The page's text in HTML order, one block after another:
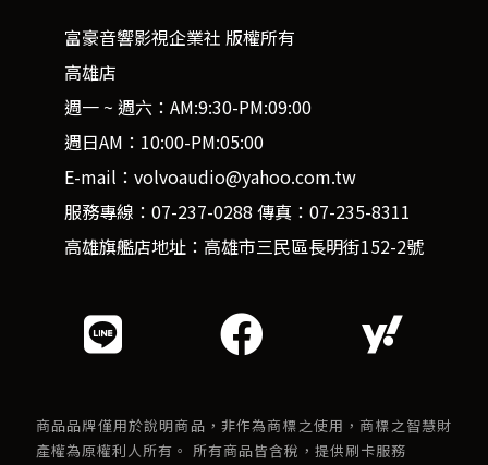
富豪音響影視企業社 版權所有
高雄店
週一 ~ 週六：AM:9:30-PM:09:00
週日AM：10:00-PM:05:00
E-mail：volvoaudio@yahoo.com.tw
服務專線：07-237-0288 傳真：07-235-8311
高雄旗艦店地址：高雄市三民區長明街152-2號
商品品牌僅用於說明商品，非作為商標之使用，商標之智慧財
產權為原權利人所有。 所有商品皆含稅，提供刷卡服務